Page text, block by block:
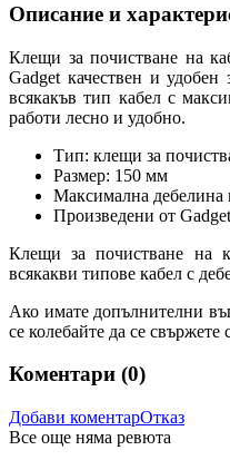
Описание и
Клещи за почистване на
Gadget качествен и
всякакъв тип кабел с
работи лесно и удобно.
Тип: клещи за
Размер: 150 мм
Максимална дебелина
Произведени от Gadget
Клещи за почистване на
всякакви типове кабел с
Ако имате допълнителни
се колебайте да се свържете
Коментари (0)
Добави коментарОтказ
Все още няма ревюта